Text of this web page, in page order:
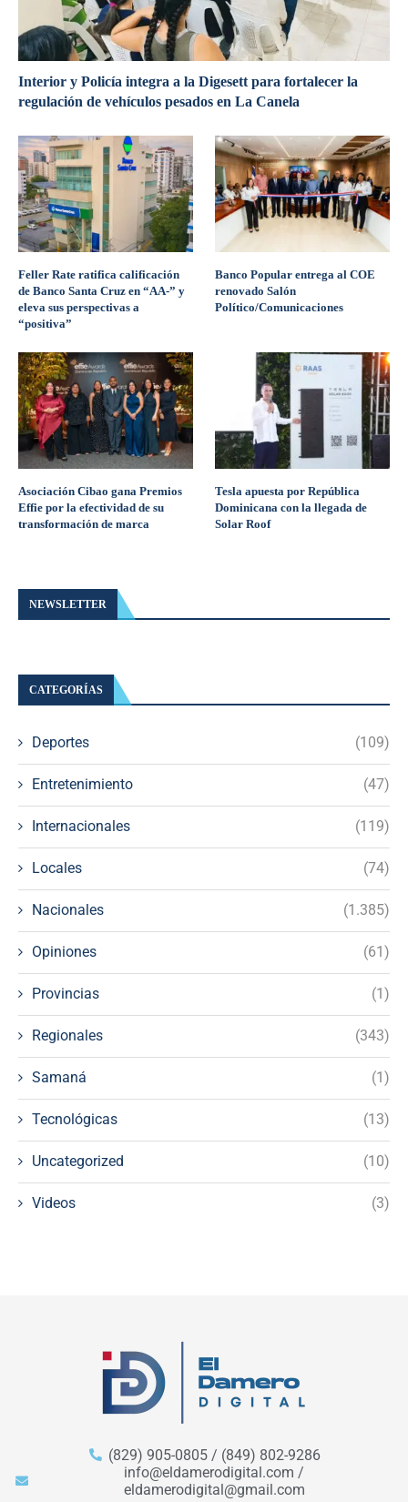
Interior y Policía integra a la Digesett para fortalecer la
regulación de vehículos pesados en La Canela
Feller Rate ratifica calificación
de Banco Santa Cruz en “AA-” y
eleva sus perspectivas a
“positiva”
Banco Popular entrega al COE
renovado Salón
Político/Comunicaciones
Asociación Cibao gana Premios
Effie por la efectividad de su
transformación de marca
Tesla apuesta por República
Dominicana con la llegada de
Solar Roof
NEWSLETTER
CATEGORÍAS
Deportes (109)
Entretenimiento (47)
Internacionales (119)
Locales (74)
Nacionales (1.385)
Opiniones (61)
Provincias (1)
Regionales (343)
Samaná (1)
Tecnológicas (13)
Uncategorized (10)
Videos (3)
(829) 905-0805 / (849) 802-9286
info@eldamerodigital.com /
eldamerodigital@gmail.com